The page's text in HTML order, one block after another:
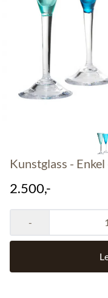
Kunstglass -
2.500,-
-